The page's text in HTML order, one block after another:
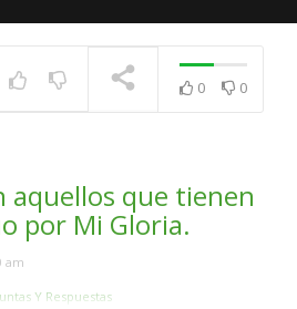
`Si te llega la noche, no
esperes que te llegues la
manana….
0 0
aquellos que tienen
por Mi Gloria.
am
Y Respuestas